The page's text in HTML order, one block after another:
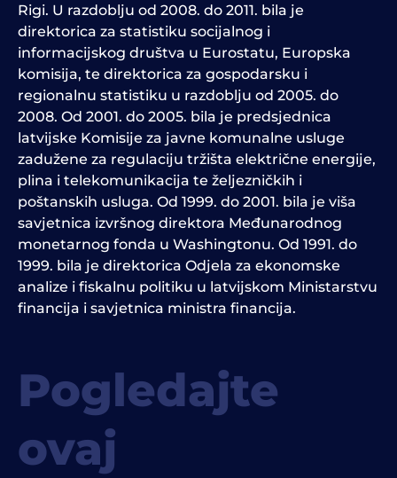
Rigi. U razdoblju od 2008. do 2011. bila je
direktorica za statistiku socijalnog i
informacijskog društva u Eurostatu, Europska
komisija, te direktorica za gospodarsku i
regionalnu statistiku u razdoblju od 2005. do
2008. Od 2001. do 2005. bila je predsjednica
latvijske Komisije za javne komunalne usluge
zadužene za regulaciju tržišta električne energije,
plina i telekomunikacija te željezničkih i
poštanskih usluga. Od 1999. do 2001. bila je viša
savjetnica izvršnog direktora Međunarodnog
monetarnog fonda u Washingtonu. Od 1991. do
1999. bila je direktorica Odjela za ekonomske
analize i fiskalnu politiku u latvijskom Ministarstvu
financija i savjetnica ministra financija.
Pogledajte
ovaj